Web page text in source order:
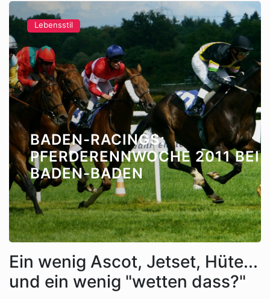
Lebensstil
BADEN-RACINGS:
PFERDERENNWOCHE 2011 BEI
BADEN-BADEN
Ein wenig Ascot, Jetset, Hüte...
und ein wenig "wetten dass?"